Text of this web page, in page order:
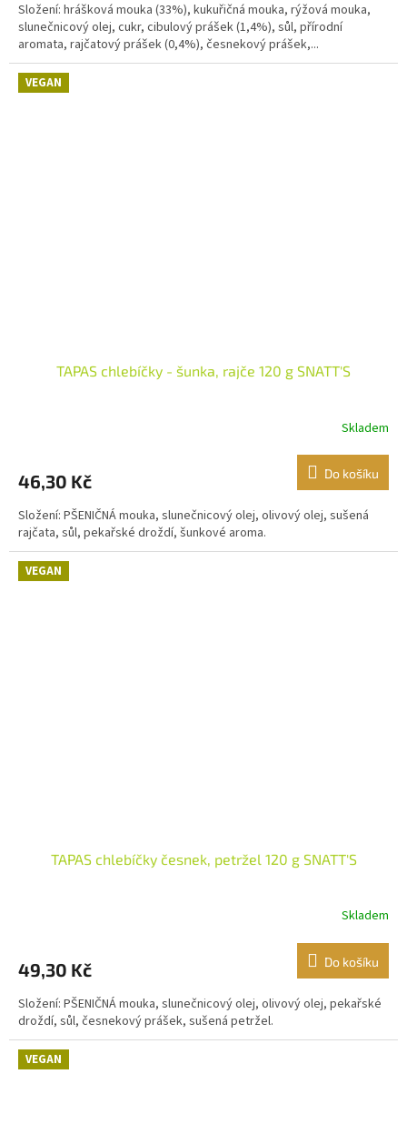
Složení: hrášková mouka (33%), kukuřičná mouka, rýžová mouka,
slunečnicový olej, cukr, cibulový prášek (1,4%), sůl, přírodní
aromata, rajčatový prášek (0,4%), česnekový prášek,...
VEGAN
TAPAS chlebíčky - šunka, rajče 120 g SNATT'S
Skladem
46,30 Kč Do košíku
Složení: PŠENIČNÁ mouka, slunečnicový olej, olivový olej, sušená
rajčata, sůl, pekařské droždí, šunkové aroma.
VEGAN
TAPAS chlebíčky česnek, petržel 120 g SNATT'S
Skladem
49,30 Kč Do košíku
Složení: PŠENIČNÁ mouka, slunečnicový olej, olivový olej, pekařské
droždí, sůl, česnekový prášek, sušená petržel.
VEGAN